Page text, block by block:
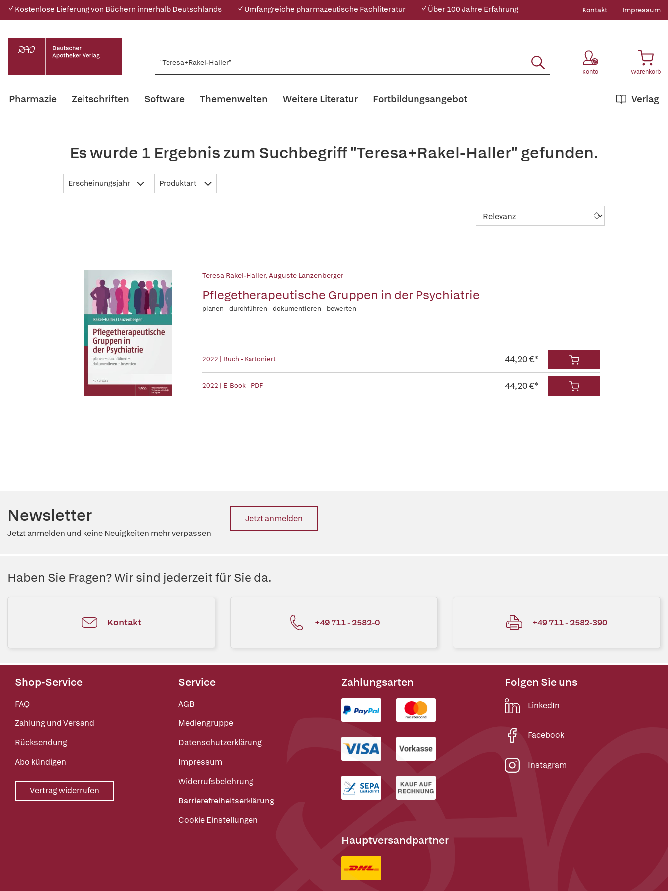
✓ Kostenlose Lieferung von Büchern innerhalb Deutschlands ✓ Umfangreiche pharmazeutische Fachliteratur ✓ Über 100 Jahre Erfahrung Kontakt Impressum
Konto Warenkorb
Pharmazie Zeitschriften Software Themenwelten Weitere Literatur Verlag
Fortbildungsangebot
Es wurde 1 Ergebnis zum Suchbegriff "Teresa+Rakel-Haller" gefunden.
Erscheinungsjahr Produktart
Teresa Rakel-Haller, Auguste Lanzenberger
Pflegetherapeutische Gruppen in der Psychiatrie
planen - durchführen - dokumentieren - bewerten
2022 | Buch - Kartoniert 44,20 €*
2022 | E-Book - PDF 44,20 €*
Newsletter
Jetzt anmelden und keine Neuigkeiten mehr verpassen
Jetzt anmelden
Haben Sie Fragen? Wir sind jederzeit für Sie da.
Kontakt +49 711 - 2582-0 +49 711 - 2582-390
Shop-Service
FAQ
Zahlung und Versand
Rücksendung
Abo kündigen
Vertrag widerrufen
Service
AGB
Mediengruppe
Datenschutzerklärung
Impressum
Widerrufsbelehrung
Barrierefreiheitserklärung
Cookie Einstellungen
Zahlungsarten
Hauptversandpartner
Folgen Sie uns
LinkedIn
Facebook
Instagram